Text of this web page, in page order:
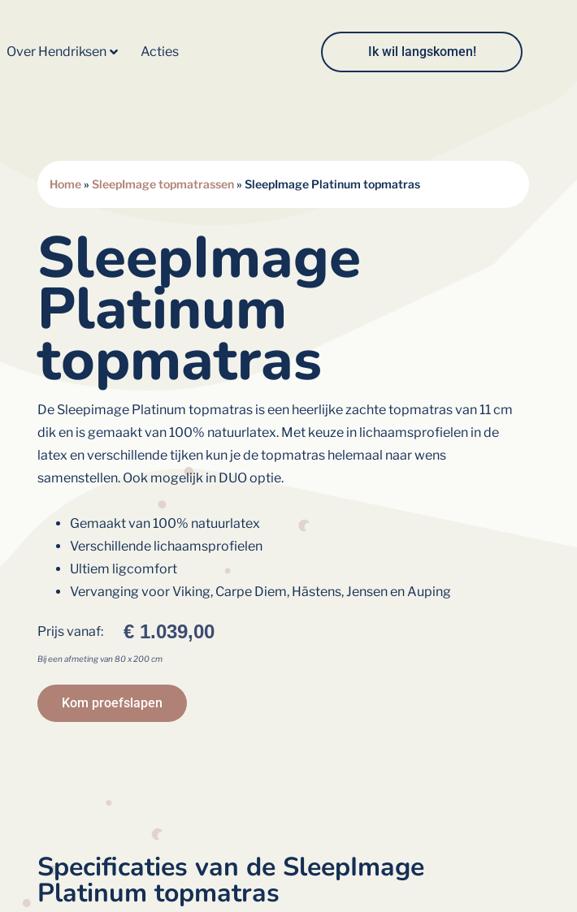
Over Hendriksen Acties Ik wil langskomen!
Home» SleepImage topmatrassen» SleepImage Platinum topmatras
SleepImage
Platinum
topmatras
De Sleepimage Platinum topmatras is een heerlijke zachte topmatras van 11 cm
dik en is gemaakt van 100% natuurlatex. Met keuze in lichaamsprofielen in de
latex en verschillende tijken kun je de topmatras helemaal naar wens
samenstellen. Ook mogelijk in DUO optie.
Gemaakt van 100% natuurlatex
Verschillende lichaamsprofielen
Ultiem ligcomfort
Vervanging voor Viking, Carpe Diem, Hästens, Jensen en Auping
Prijs vanaf: € 1.039,00
Bij een afmeting van 80 x 200 cm
Kom proefslapen
Specificaties van de SleepImage
Platinum topmatras